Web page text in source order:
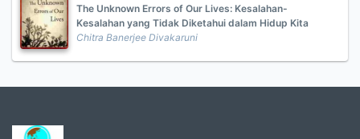
The Unknown Errors of Our Lives: Kesalahan-
Kesalahan yang Tidak Diketahui dalam Hidup Kita
Chitra Banerjee Divakaruni